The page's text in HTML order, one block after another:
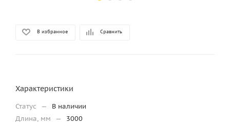
В избранное Сравнить
Характеристики
Статус —
В наличии
Длина, мм
—
3000